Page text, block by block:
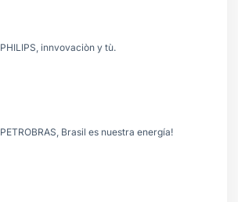
PHILIPS, innvovaciòn y tù.
PETROBRAS, Brasil es nuestra energía!